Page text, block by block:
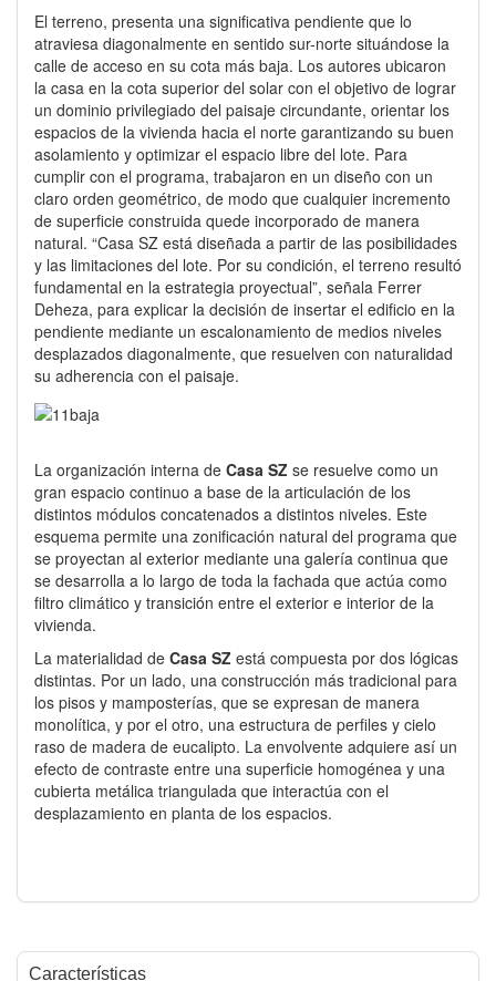
El terreno, presenta una significativa pendiente que lo
atraviesa diagonalmente en sentido sur-norte situándose la
calle de acceso en su cota más baja. Los autores ubicaron
la casa en la cota superior del solar con el objetivo de lograr
un dominio privilegiado del paisaje circundante, orientar los
espacios de la vivienda hacia el norte garantizando su buen
asolamiento y optimizar el espacio libre del lote. Para
cumplir con el programa, trabajaron en un diseño con un
claro orden geométrico, de modo que cualquier incremento
de superficie construida quede incorporado de manera
natural. “Casa SZ está diseñada a partir de las posibilidades
y las limitaciones del lote. Por su condición, el terreno resultó
fundamental en la estrategia proyectual”, señala Ferrer
Deheza, para explicar la decisión de insertar el edificio en la
pendiente mediante un escalonamiento de medios niveles
desplazados diagonalmente, que resuelven con naturalidad
su adherencia con el paisaje.
La organización interna de Casa SZ se resuelve como un
gran espacio continuo a base de la articulación de los
distintos módulos concatenados a distintos niveles. Este
esquema permite una zonificación natural del programa que
se proyectan al exterior mediante una galería continua que
se desarrolla a lo largo de toda la fachada que actúa como
filtro climático y transición entre el exterior e interior de la
vivienda.
La materialidad de Casa SZ está compuesta por dos lógicas
distintas. Por un lado, una construcción más tradicional para
los pisos y mamposterías, que se expresan de manera
monolítica, y por el otro, una estructura de perfiles y cielo
raso de madera de eucalipto. La envolvente adquiere así un
efecto de contraste entre una superficie homogénea y una
cubierta metálica triangulada que interactúa con el
desplazamiento en planta de los espacios.
Características